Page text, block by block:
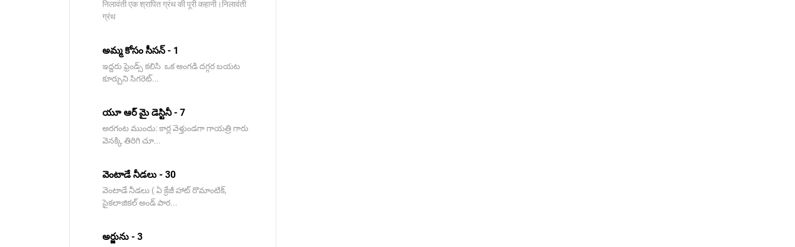
निलावंती एक श्रापित ग्रंथ की पूरी कहानी।निलावंती
ग्रंथ
అమ్మ కోసం సీసన్ - 1
ఇద్దరు ఫ్రెండ్స్ కలిసి ఒక అంగడి దగ్గర బయట
కూర్చుని సిగరెట్...
యూ ఆర్ మై డెస్టినీ - 7
అరగంట ముందు: కార్ల వెళ్తుండగా గాయత్రి గారు
వెనక్కి తిరిగి చూ...
వెంటాడే నీడలు - 30
వెంటాడే నీడలు ( ఏ క్రేజీ హాట్ రొమాంటిక్,
సైకలాజికల్ అండ్ పార...
అర్జును - 3